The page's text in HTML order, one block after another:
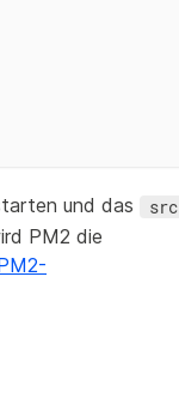
und das src
PM2 die